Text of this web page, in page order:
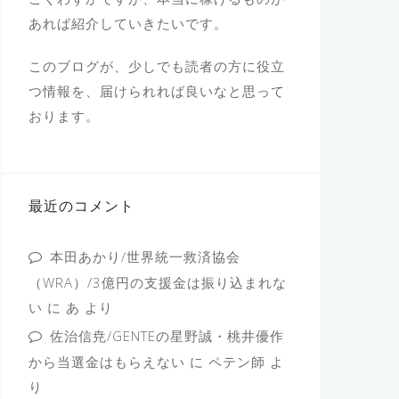
あれば紹介していきたいです。
このブログが、少しでも読者の方に役立
つ情報を、届けられれば良いなと思って
おります。
最近のコメント
本田あかり/世界統一救済協会
（WRA）/3億円の支援金は振り込まれな
い に あ より
佐治信尭/GENTEの星野誠・桃井優作
から当選金はもらえない に ペテン師 よ
り